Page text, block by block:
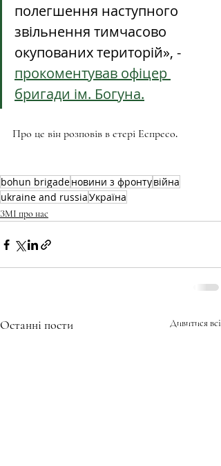
полегшення наступного
звільнення тимчасово
окупованих територій», -
прокоментував офіцер
бригади ім. Богуна.
Про це він розповів в етері Еспресо.
bohun brigadeновини з фронтувійна
ukraine and russiaУкраїна
ЗМІ про нас
Останні пости Дивитися всі